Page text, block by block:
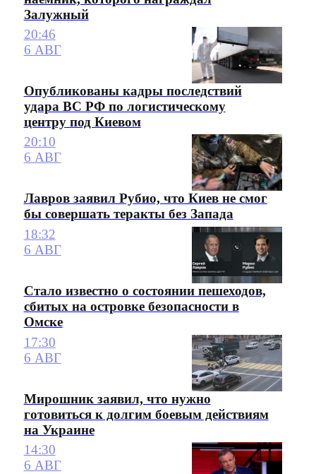
Залужный
20:46
6 АВГ
Опубликованы кадры последствий
удара ВС РФ по логистическому
центру под Киевом
20:10
6 АВГ
Лавров заявил Рубио, что Киев не смог
бы совершать теракты без Запада
18:32
6 АВГ
Стало известно о состоянии пешеходов,
сбитых на островке безопасности в
Омске
17:30
6 АВГ
Мирошник заявил, что нужно
готовиться к долгим боевым действиям
на Украине
14:30
6 АВГ